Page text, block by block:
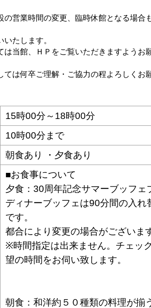
の営業時間の変更、臨時休館となる場合
いたします。
は当館、ＨＰをご覧いただきますようお
ては何卒ご理解・ご協力の程よろしくお
15時00分～18時00分
10時00分まで
朝食あり ・夕食あり
■お食事について
夕食：30周年記念サマーブッフェ
ディナーブッフェは90分間の入れ
です。
都合により変更の場合がございま
※時間指定は出来ません。チェッ
望の時間をお伺い致します。
朝食：和洋約５０種類の料理が揃